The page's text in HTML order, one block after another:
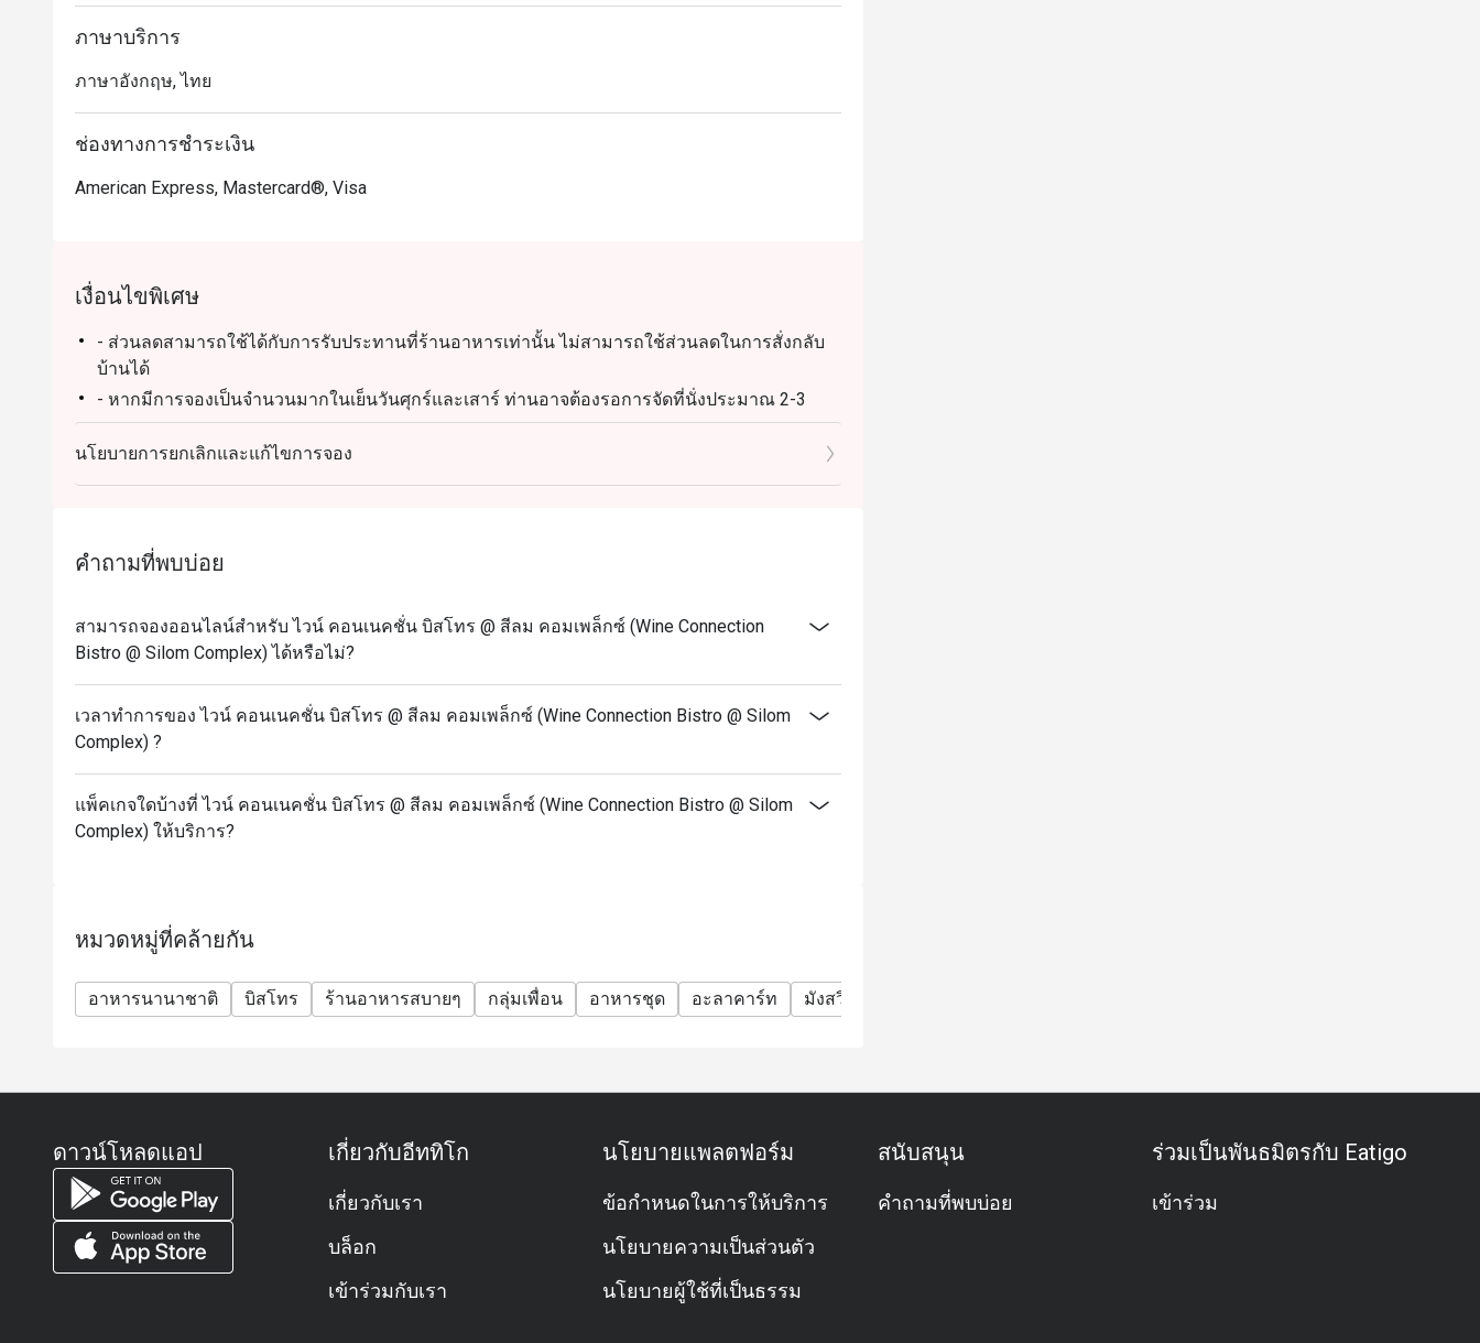
เมนูแนะนำ & การจับคู่ไวน์
สเต็กเซอร์ลอยน์ – เข้ากันได้อย่างลงตัวกับ Cabernet Sauvignon เข้มข้น
พิซซ่าสูตรพิเศษ – เสริมรสด้วย Pinot Noir หรือ Chardonnay ที่นุ่มละมุน
ลาซานญ่า – ต้องลองกับ ไวน์แดงอิตาเลียนรสเข้มข้น
ขาแกะตุ๋น – เหมาะกับ Syrah หรือ Merlot ที่มีบอดี้หนักแน่น
บรรยากาศหรูหราแต่เป็นกันเอง – เหมาะสำหรับ ออกเดต นัดพบปะ หรือดินเนอร์ทางธุรกิจ
ทีมงานผู้เชี่ยวชาญด้านไวน์ – ให้คำแนะนำการจับคู่ไวน์ที่ดีที่สุด
ไม่ว่าคุณจะเป็น นักดื่มไวน์ตัวยง หรือแค่กำลังมองหา มื้ออาหารสุดพิเศษพร้อมไวน์ชั้นเลิศ Wine
ภาษาบริการ
ภาษาอังกฤษ, ไทย
ช่องทางการชำระเงิน
American Express, Mastercard®, Visa
เงื่อนไขพิเศษ
- ส่วนลดสามารถใช้ได้กับการรับประทานที่ร้านอาหารเท่านั้น ไม่สามารถใช้ส่วนลดในการสั่งกลับ
บ้านได้
- หากมีการจองเป็นจำนวนมากในเย็นวันศุกร์และเสาร์ ท่านอาจต้องรอการจัดที่นั่งประมาณ 2-3
นาที
นโยบายการยกเลิกและแก้ไขการจอง
คำถามที่พบบ่อย
สามารถจองออนไลน์สำหรับ ไวน์ คอนเนคชั่น บิสโทร @ สีลม คอมเพล็กซ์ (Wine Connection
Bistro @ Silom Complex) ได้หรือไม่?
เวลาทำการของ ไวน์ คอนเนคชั่น บิสโทร @ สีลม คอมเพล็กซ์ (Wine Connection Bistro @ Silom
Complex) ?
แพ็คเกจใดบ้างที่ ไวน์ คอนเนคชั่น บิสโทร @ สีลม คอมเพล็กซ์ (Wine Connection Bistro @ Silom
Complex) ให้บริการ?
หมวดหมู่ที่คล้ายกัน
อาหารนานาชาติ บิสโทร ร้านอาหารสบายๆ กลุ่มเพื่อน อาหารชุด อะลาคาร์ท มังสวิรัติ
ดาวน์โหลดแอป เกี่ยวกับอีททิโก
เกี่ยวกับเรา
บล็อก
เข้าร่วมกับเรา
นโยบายแพลตฟอร์ม
ข้อกำหนดในการให้บริการ
นโยบายความเป็นส่วนตัว
นโยบายผู้ใช้ที่เป็นธรรม
สนับสนุน
คำถามที่พบบ่อย
ร่วมเป็นพันธมิตรกับ Eatigo
เข้าร่วม